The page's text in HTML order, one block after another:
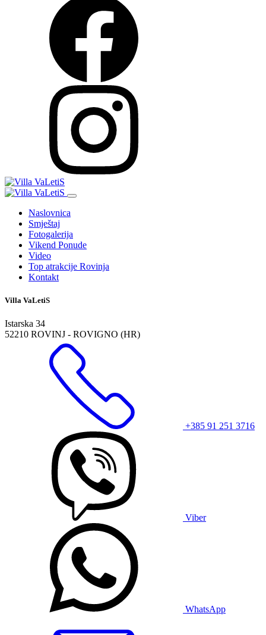
Naslovnica
Smještaj
Fotogalerija
Vikend Ponude
Video
Top atrakcije Rovinja
Kontakt
Villa VaLetiS
Istarska 34
52210 ROVINJ - ROVIGNO (HR)
+385 91 251 3716
Viber
WhatsApp